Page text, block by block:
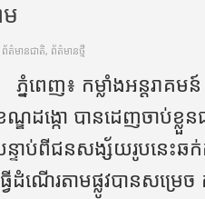
ម
ព័ត៌មានជាតិ, ព័ត៌មានថ្មី
ភ្នំពេញ​៖​ កម្លាំងអន្តរាគម
ណ្ឌដង្កោ​ បានដេញចាប់ខ្លួ
ន្ទាប់ពីជនសង្ស័យរូបនេះ​ឆ
វេីដំណេីរតាមផ្លូវ​បានសម្រ